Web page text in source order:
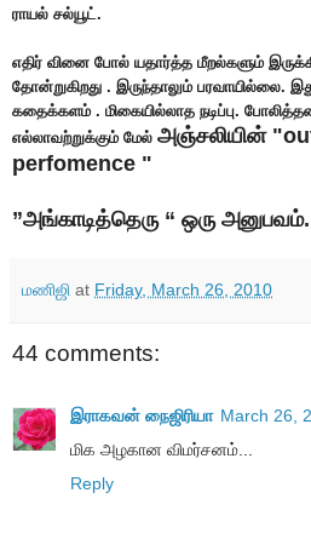
ராயல் சல்யூட்.
எதிர் வினை போல் யதார்த்த மீறல்களும்
தோன்றுகிறது . இருந்தாலும் பரவாயில்லை.
கதைக்களம் . மிகையில்லாத நடிப்பு.
எல்லாவற்றுக்கும் மேல் அஞ்சலியின்
perfomence "
”அங்காடித்தெரு “ ஒரு
மணிஜி at Friday, March 26, 2010
44 comments:
இராகவன் நைஜிரியா March 26,
மிக அழகான விமர்சனம்...
Reply